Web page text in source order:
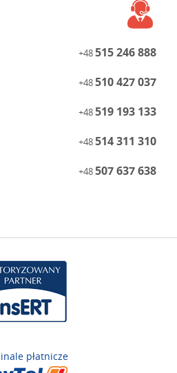
+48515 246 888
+48510 427 037
+48519 193 133
+48514 311 310
+48507 637 638
płatnicze